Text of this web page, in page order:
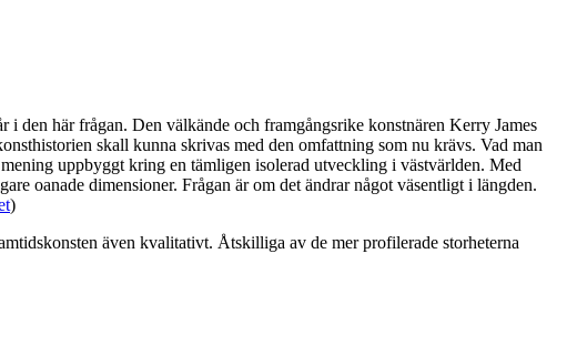
den här frågan. Den välkände och framgångsrike konstnären Kerry James
skall kunna skrivas med den omfattning som nu krävs. Vad man
uppbyggt kring en tämligen isolerad utveckling i västvärlden. Med
oanade dimensioner. Frågan är om det ändrar något väsentligt i längden.
)
även kvalitativt. Åtskilliga av de mer profilerade storheterna